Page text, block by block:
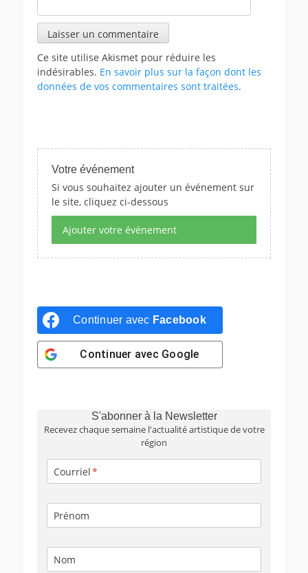
Ce site utilise Akismet pour réduire les
indésirables. En savoir plus sur la façon dont les
données de vos commentaires sont traitées.
Votre événement
Si vous souhaitez ajouter un événement sur
le site, cliquez ci-dessous
Ajouter votre événement
Continuer avec Facebook
Continuer avec Google
S'abonner à la Newsletter
Recevez chaque semaine l'actualité artistique de votre
région
Courriel
Prénom
Nom